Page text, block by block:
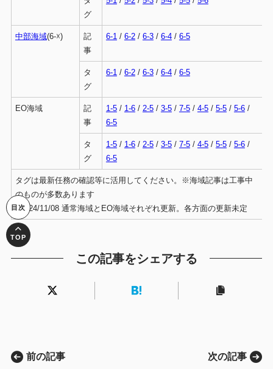
グ
中部海域(6-☓)
記
事
6-1/ 6-2/ 6-3/ 6-4/ 6-5
タ
グ
6-1/ 6-2/ 6-3/ 6-4/ 6-5
EO海域
記
事
1-5/ 1-6/ 2-5/ 3-5/ 7-5/ 4-5/ 5-5/ 5-6/
6-5
タ
グ
1-5/ 1-6/ 2-5/ 3-5/ 7-5/ 4-5/ 5-5/ 5-6/
6-5
タグは最新任務の確認等に活用してください。※海域記事は工事中
のものが多数あります
~2024/11/08 通常海域とEO海域それぞれ更新。各方面の更新未定
この記事をシェアする
前の記事 次の記事